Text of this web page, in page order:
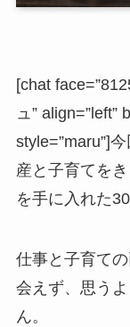
[chat
ュ” align=”left”
style=”maru”]
産と子育てを
を手に入れた
仕事と子育て
会えず、思う
ん。